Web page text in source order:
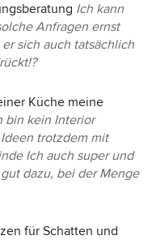
Ich kann
Anfragen ernst
sich auch tatsächlich
Küche meine
bin kein Interior
trotzdem mit
Ich auch super und
dazu, bei der Menge
für Schatten und